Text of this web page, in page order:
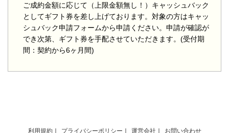
ご成約金額に応じて（上限金額無し！）キャッシュバック
としてギフト券を差し上げております。対象の方はキャッ
シュバック申請フォームから申請ください。申請が確認が
でき次第、ギフト券を手配させていただきます。(受付期
間：契約から6ヶ月間)
利用規約 プライバシーポリシー 運営会社 お問い合わせ